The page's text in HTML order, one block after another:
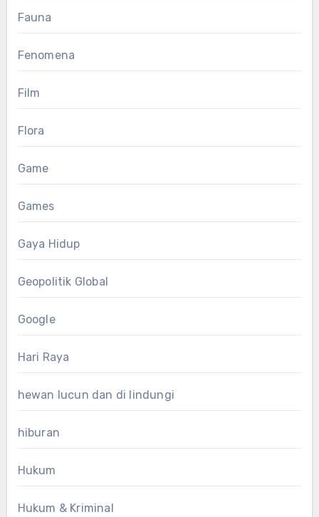
Fauna
Fenomena
Film
Flora
Game
Games
Gaya Hidup
Geopolitik Global
Google
Hari Raya
hewan lucun dan di lindungi
hiburan
Hukum
Hukum & Kriminal